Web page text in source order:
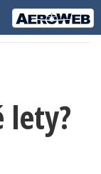
lety?